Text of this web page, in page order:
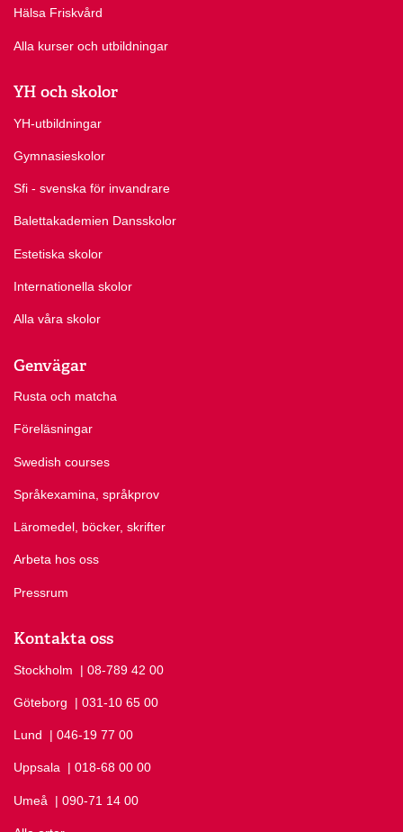
Hälsa Friskvård
Alla kurser och utbildningar
YH och skolor
YH-utbildningar
Gymnasieskolor
Sfi - svenska för invandrare
Balettakademien Dansskolor
Estetiska skolor
Internationella skolor
Alla våra skolor
Genvägar
Rusta och matcha
Föreläsningar
Swedish courses
Språkexamina, språkprov
Läromedel, böcker, skrifter
Arbeta hos oss
Pressrum
Kontakta oss
Stockholm Ring Stockholm på
| 08-789 42 00
Göteborg Ring Göteborg på
| 031-10 65 00
Lund Ring Lund på
| 046-19 77 00
Uppsala Ring Uppsala på
| 018-68 00 00
Umeå Ring Umeå på
| 090-71 14 00